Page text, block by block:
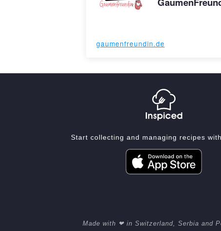
gaumenfreundin.de
Start collecting and managing recipes
Made with ❤ in Switzerland, Serbia and